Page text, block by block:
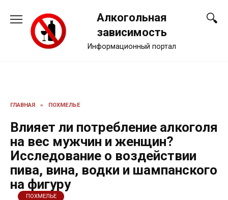
содержанию
Алкогольная
зависимость
Информационный портал
ГЛАВНАЯ » ПОХМЕЛЬЕ
Влияет ли потребление алкоголя
на вес мужчин и женщин?
Исследование о воздействии
пива, вина, водки и шампанского
на фигуру
ПОХМЕЛЬЕ